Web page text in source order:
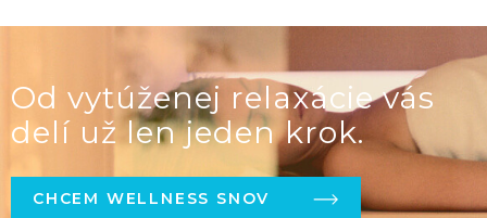
Od vytúženej relaxácie vás
delí už len jeden krok.
CHCEM WELLNESS SNOV